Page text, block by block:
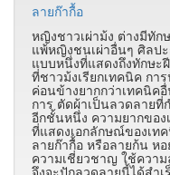
ลายก๊ากื้อ
หญิงชาวเผ่าม้ง ต่างมีทั
แพ้หญิงชนเผ่าอื่นๆ ศิลป
แบบหนึ่งที่แสดงถึงทักษะ
ที่ชาวม้งเรียกเทคนิค กา
ค่อนข้างยากกว่าเทคนิค
การ ตัดผ้าเป็นลวดลาย
อีกชั้นหนึ่ง ความยากขอ
ที่แสดงเอกลักษณ์ของเท
ลายก๊ากื้อ หรือลายก้น ห
ความเชี่ยวชาญ ใช้ควา
จึงจะปักลวดลายนี้ได้สํา